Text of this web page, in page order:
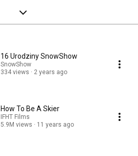
16 Urodziny SnowShow
SnowShow
334 views
2 years ago
How To Be A Skier
IFHT Films
5.9M views
11 years ago